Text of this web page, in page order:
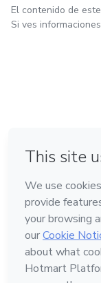
El contenido de
Si ves
Hecho con❤ en
Conoce Hotmart
Idioma